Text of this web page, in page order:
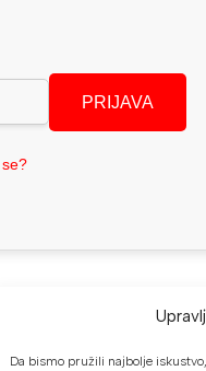
Da bismo pružili najbolje
PRIJAVA
U